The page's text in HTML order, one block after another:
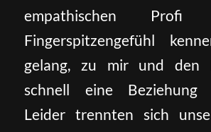
empathischen
Fingerspitzengefühl
gelang, zu mir und den
schnell eine Beziehung
Leider trennten sich